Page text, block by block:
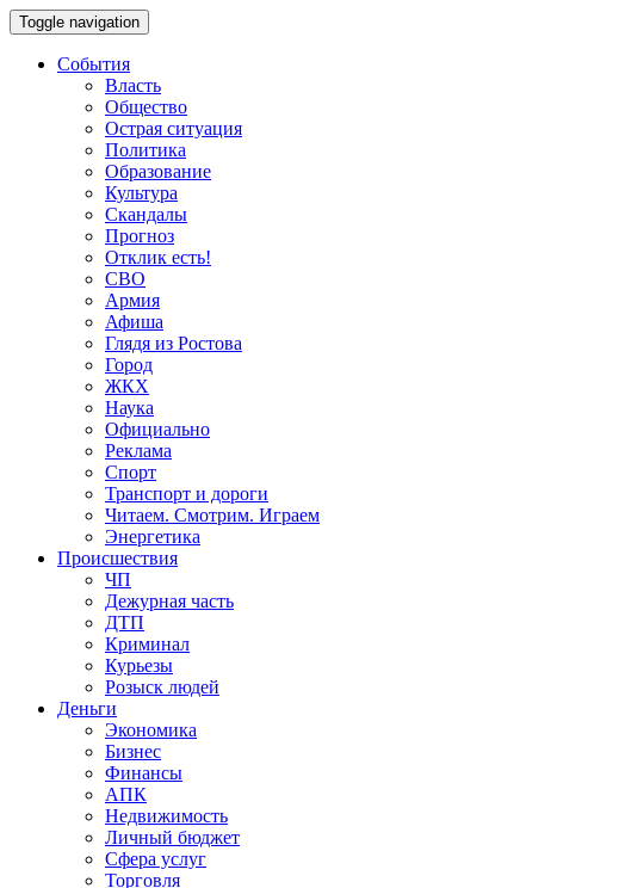
Toggle navigation
События
Власть
Общество
Острая ситуация
Политика
Образование
Культура
Скандалы
Прогноз
Отклик есть!
СВО
Армия
Афиша
Глядя из Ростова
Город
ЖКХ
Наука
Официально
Реклама
Спорт
Транспорт и дороги
Читаем. Смотрим. Играем
Энергетика
Происшествия
ЧП
Дежурная часть
ДТП
Криминал
Курьезы
Розыск людей
Деньги
Экономика
Бизнес
Финансы
АПК
Недвижимость
Личный бюджет
Сфера услуг
Торговля